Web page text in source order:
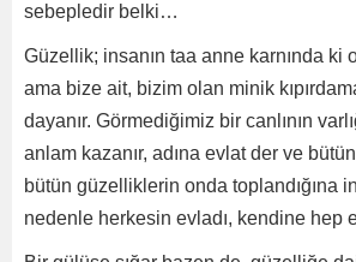
sebepledir belki…
Güzellik; insanın taa anne karnında ki
ama bize ait, bizim olan minik
dayanır. Görmediğimiz bir canlının
anlam kazanır, adına evlat der ve
bütün güzelliklerin onda toplandığına
nedenle herkesin evladı, kendine hep